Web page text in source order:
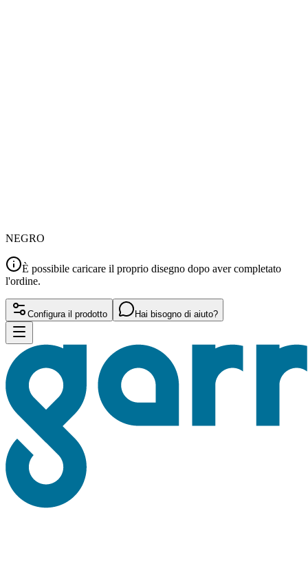
NEGRO
È possibile caricare il proprio disegno dopo aver completato
l'ordine.
Configura il prodotto Hai bisogno di aiuto?